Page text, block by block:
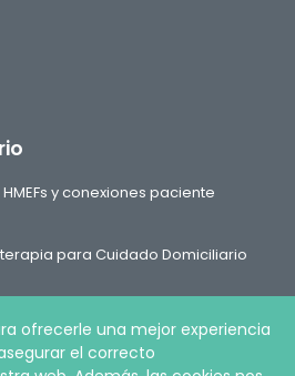
ofrecerle una mejor experiencia
el correcto
y conexiones paciente
para Cuidado Domiciliario